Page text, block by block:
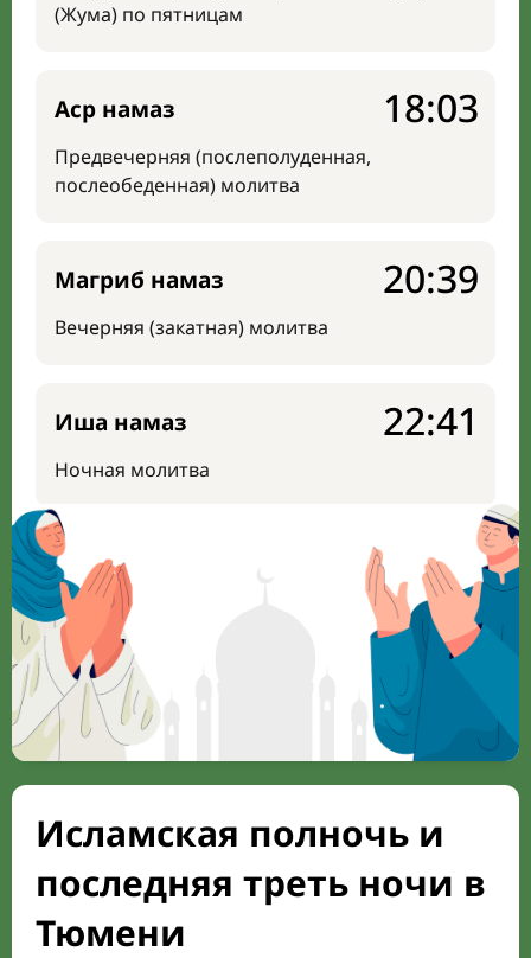
(Жума) по пятницам
Аср намаз
Предвечерняя (послеполуденная,
послеобеденная) молитва
18:03
Магриб намаз
Вечерняя (закатная) молитва
20:39
Иша намаз
Ночная молитва
22:41
Исламская полночь и
последняя треть ночи в
Тюмени